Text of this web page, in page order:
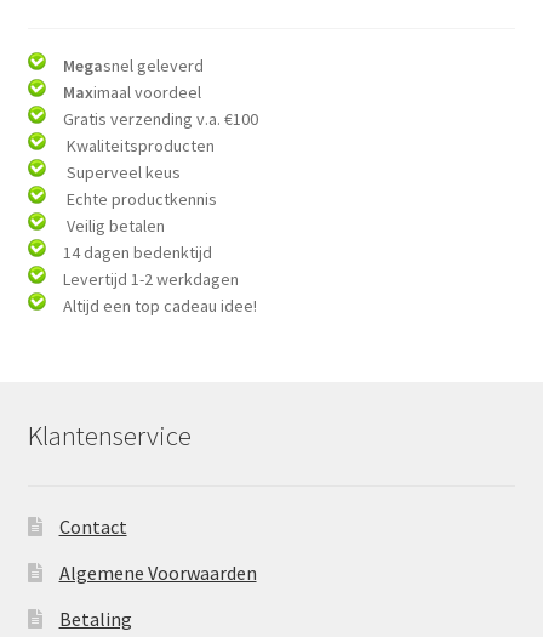
Megasnel geleverd
Maximaal voordeel
Gratis verzending v.a. €100
Kwaliteitsproducten
Superveel keus
Echte productkennis
Veilig betalen
14 dagen bedenktijd
Levertijd 1-2 werkdagen
Altijd een top cadeau idee!
Klantenservice
Contact
Algemene Voorwaarden
Betaling